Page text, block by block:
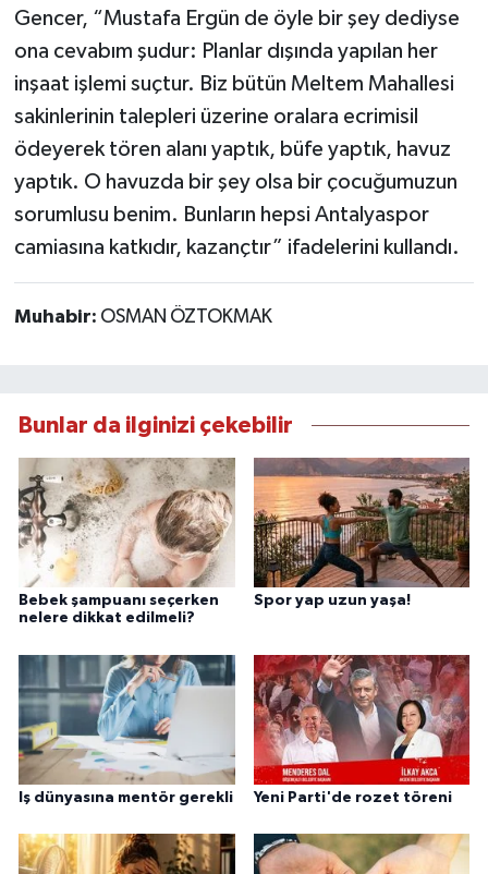
Gencer, “Mustafa Ergün de öyle bir şey dediyse
ona cevabım şudur: Planlar dışında yapılan her
inşaat işlemi suçtur. Biz bütün Meltem Mahallesi
sakinlerinin talepleri üzerine oralara ecrimisil
ödeyerek tören alanı yaptık, büfe yaptık, havuz
yaptık. O havuzda bir şey olsa bir çocuğumuzun
sorumlusu benim. Bunların hepsi Antalyaspor
camiasına katkıdır, kazançtır” ifadelerini kullandı.
Muhabir: OSMAN ÖZTOKMAK
Bunlar da ilginizi çekebilir
Bebek şampuanı seçerken
nelere dikkat edilmeli?
Spor yap uzun yaşa!
Iş dünyasına mentör gerekli Yeni Parti'de rozet töreni